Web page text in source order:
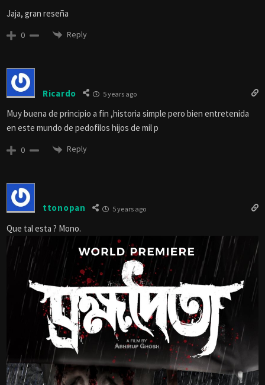
Jaja, gran reseña
0 Reply
Ricardo 5 years ago
Muy buena de principio a fin ,historia simple pero bien entretenida
en este mundo de pedofilos hijos de mil p
0 Reply
ttonopan 5 years ago
Que tal esta ? Mono.